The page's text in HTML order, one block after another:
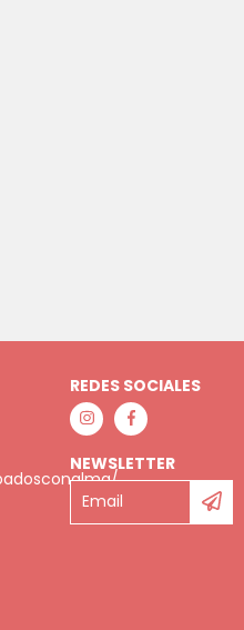
REDES SOCIALES
NEWSLETTER